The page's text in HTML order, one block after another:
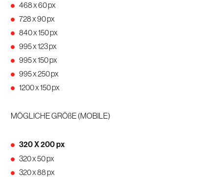
468 x 60 px
728 x 90 px
840 x 150 px
995 x 123 px
995 x 150 px
995 x 250 px
1200 x 150 px
MÖGLICHE GRÖßE (MOBILE)
320 X 200 px
320 x 50 px
320 x 88 px